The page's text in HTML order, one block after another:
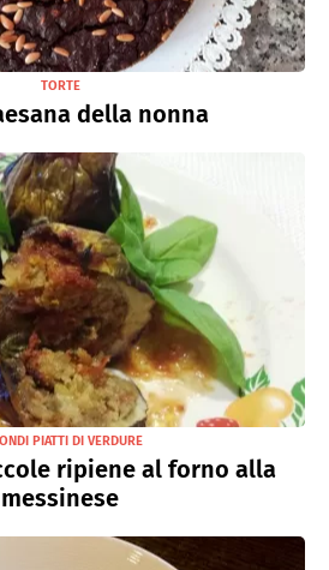
TORTE
della nonna
PIATTI DI VERDURE
ripiene al forno alla
messinese